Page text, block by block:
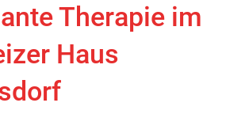
Therapie im
Haus